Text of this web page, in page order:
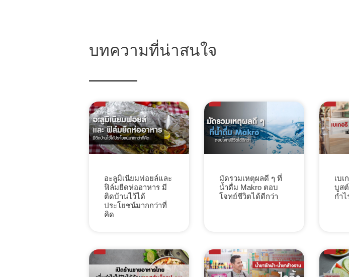
บทความที่น่าสนใจ
อะลูมิเนียมฟอยล์และ
ฟิล์มยืดห่ออาหาร มี
ติดบ้านไว้ได้
ประโยชน์มากกว่าที่
คิด
มัดรวมเหตุผลดี ๆ ที่
น้ำดื่ม Makro ตอบ
โจทย์ชีวิตได้ดีกว่า
เบเ
บูส
กำ